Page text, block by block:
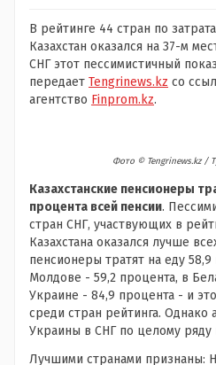
В рейтинге 44 стран по
Казахстан оказался на 37-м
СНГ этот пессимистичный
передает Tengrinews.kz со
агентство Finprom.kz.
Фото ©️ Tengrinews.kz /
Казахстанские пенсионеры
процента всей пенсии.
стран СНГ, участвующих в
Казахстана оказался лучше
пенсионеры тратят на еду
Молдове - 59,2 процента, в
Украине - 84,9 процента - и
среди стран рейтинга. Однако
Украины в СНГ по целому ряду
Лучшими странами признаны: